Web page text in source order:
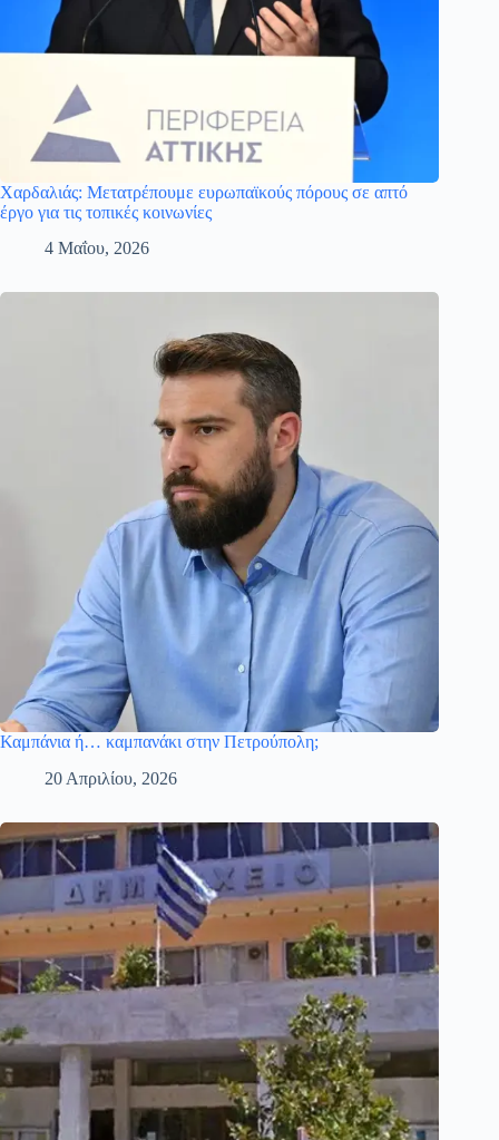
Χαρδαλιάς: Μετατρέπουμε ευρωπαϊκούς πόρους σε απτό
έργο για τις τοπικές κοινωνίες
4 Μαΐου, 2026
Καμπάνια ή… καμπανάκι στην Πετρούπολη;
20 Απριλίου, 2026